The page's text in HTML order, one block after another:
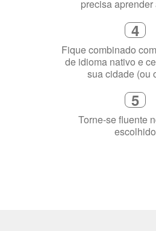
Fique combinado
de idioma nativo e
sua cidade (ou
5
Torne-se fluente
escolhido